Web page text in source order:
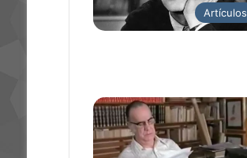
Artículos